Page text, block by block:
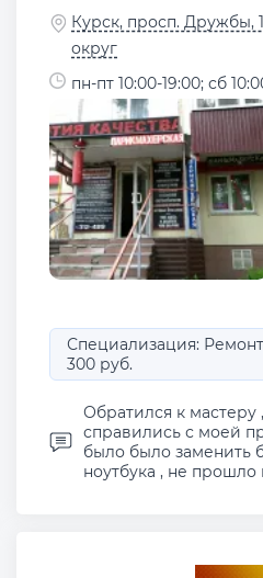
Курск, просп. Дружбы,
округ
пн-пт 10:00-19:00; сб
Специализация:
300 руб.
Обратился к мастеру
справились с моей
было было заменить
ноутбука , не прошло